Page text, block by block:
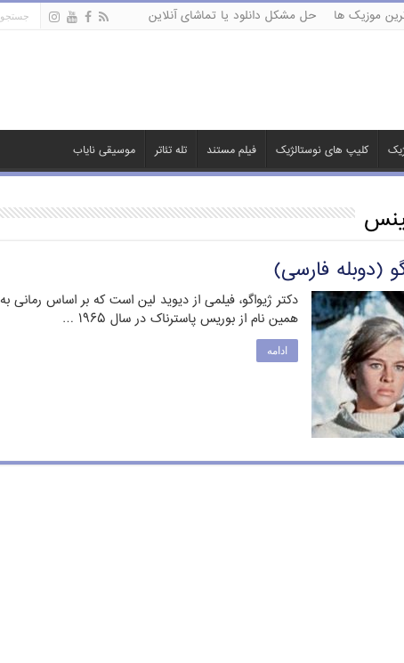
موزیک ها حل مشکل دانلود یا تماشای آنلاین
کلیپ های نوستالژیک فیلم مستند تله تئاتر موسیقی نایاب
(دوبله فارسی)
دکتر ژیواگو، فیلمی از دیوید لین است که بر اساس رمانی به
همین نام از بوریس پاسترناک در سال ۱۹۶۵ …
ادامه